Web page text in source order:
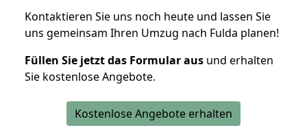
Kontaktieren Sie uns noch heute und lassen Sie
uns gemeinsam Ihren Umzug nach Fulda planen!
Füllen Sie jetzt das Formular aus und erhalten
Sie kostenlose Angebote.
Kostenlose Angebote erhalten